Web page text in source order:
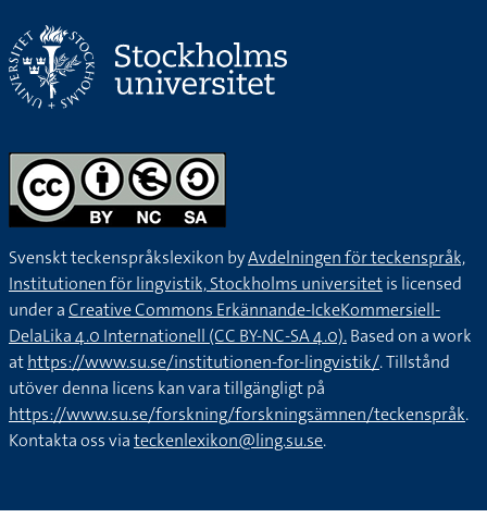
Svenskt teckenspråkslexikon byAvdelningen för teckenspråk,
Institutionen för lingvistik, Stockholms universitetis licensed
under aCreative Commons Erkännande-IckeKommersiell-
DelaLika 4.0 Internationell (CC BY-NC-SA 4.0).Based on a work
athttps://www.su.se/institutionen-for-lingvistik/. Tillstånd
utöver denna licens kan vara tillgängligt på
https://www.su.se/forskning/forskningsämnen/teckenspråk.
Kontakta oss viateckenlexikon@ling.su.se.